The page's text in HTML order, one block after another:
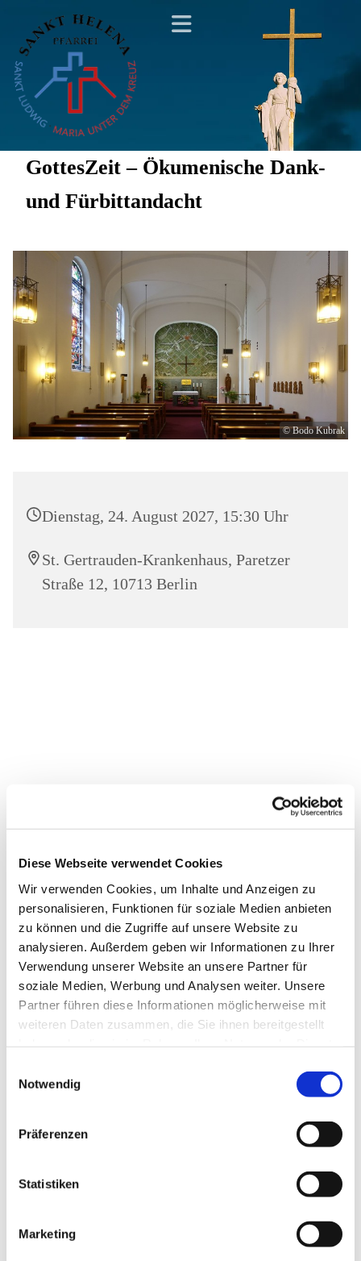
Diese Webseite verwendet Cookies
Wir verwenden Cookies, um Inhalte und Anzeigen zu
personalisieren, Funktionen für soziale Medien anbieten
zu können und die Zugriffe auf unsere Website zu
analysieren. Außerdem geben wir Informationen zu Ihrer
Verwendung unserer Website an unsere Partner für
soziale Medien, Werbung und Analysen weiter. Unsere
Partner führen diese Informationen möglicherweise mit
weiteren Daten zusammen, die Sie ihnen bereitgestellt
Notwendig
Präferenzen
Statistiken
Marketing
GottesZeit – Ökumenische Dank-
und Fürbittandacht
© Bodo Kubrak
Dienstag, 24. August 2027, 15:30 Uhr
St. Gertrauden-Krankenhaus, Paretzer
Straße 12, 10713 Berlin
Dies könnte Sie auch interessieren